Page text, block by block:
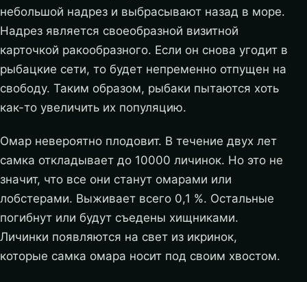
небольшой надрез и выбрасывают назад в море.
Надрез является своеобразной визитной
карточкой ракообразного. Если он снова угодит в
рыбацкие сети, то будет непременно отпущен на
свободу. Таким образом, рыбаки пытаются хоть
как-то увеличить их популяцию.
Омар невероятно плодовит. В течение двух лет
самка откладывает до 10000 личинок. Но это не
значит, что все они станут омарами или
лобстерами. Выживает всего 0,1 %. Остальные
погибнут или будут съедены хищниками.
Личинки появляются на свет из икринок,
которые самка омара носит под своим хвостом.